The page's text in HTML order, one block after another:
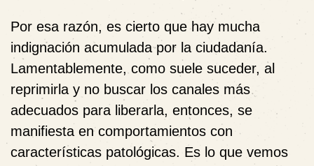
Por esa razón, es cierto que hay mucha
indignación acumulada por la ciudadanía.
Lamentablemente, como suele suceder, al
reprimirla y no buscar los canales más
adecuados para liberarla, entonces, se
manifiesta en comportamientos con
características patológicas. Es lo que vemos